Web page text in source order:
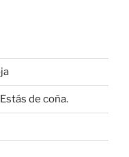
de coña.